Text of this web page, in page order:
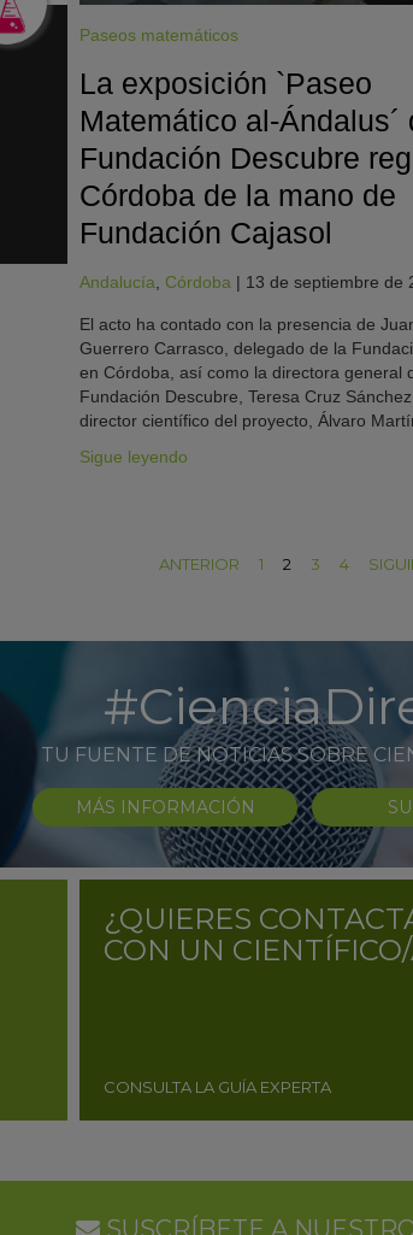
Paseos matemáticos
La exposición `Paseo
Matemático al-Ándalus´
Fundación Descubre
Córdoba de la mano de
Fundación Cajasol
Andalucía Córdoba | 13 de septiembre de
El acto ha contado con la presencia de
Guerrero Carrasco, delegado de la
en Córdoba, así como la directora general
Fundación Descubre, Teresa Cruz
director científico del proyecto, Álvaro
Sigue leyendo
ANTERIOR 1 2 3 4
TU FUENTE DE NOTICIAS SOBRE
MÁS INFORMACIÓN
¿QUIERES
CON UN
CONSULTA LA GUÍA EXPERTA
SUSCRÍBETE A